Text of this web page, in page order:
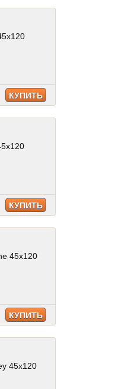
КУПИТЬ
КУПИТЬ
45x120
КУПИТЬ
45x120